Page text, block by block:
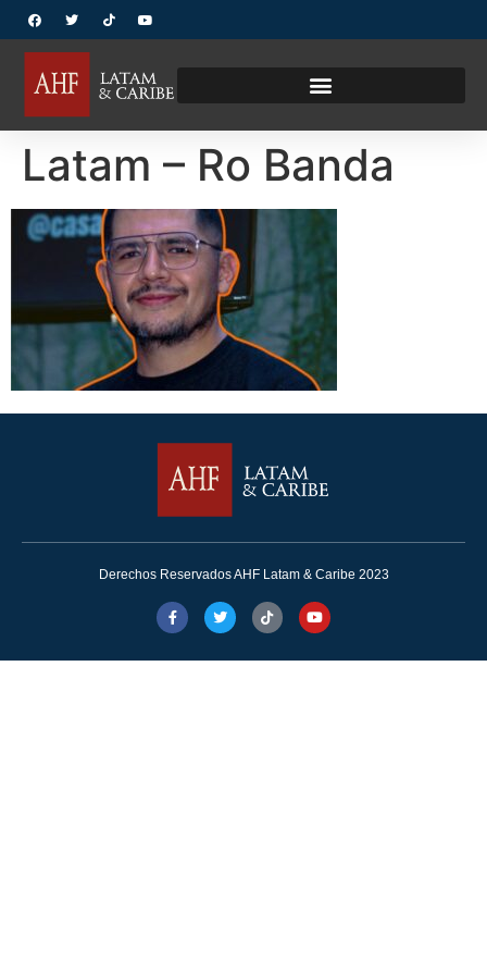
Latam – Ro Banda
Derechos Reservados AHF Latam & Caribe 2023